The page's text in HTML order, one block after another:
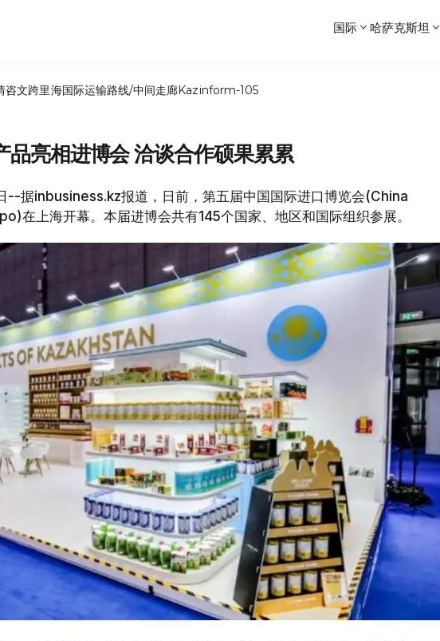
国际 哈萨克斯坦
咨文跨里海国际运输路线/中间走廊Kazinform-105
品亮相进博会 洽谈合作硕果累累
--据inbusiness.kz报道，日前，第五届中国国际进口博览会(China
在上海开幕。本届进博会共有145个国家、地区和国际组织参展。